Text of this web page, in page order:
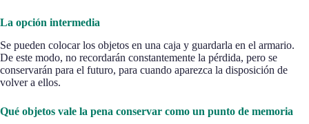
La opción intermedia
Se pueden colocar los objetos en una caja y guardarla en el armario.
De este modo, no recordarán constantemente la pérdida, pero se
conservarán para el futuro, para cuando aparezca la disposición de
volver a ellos.
Qué objetos vale la pena conservar como un punto de memoria